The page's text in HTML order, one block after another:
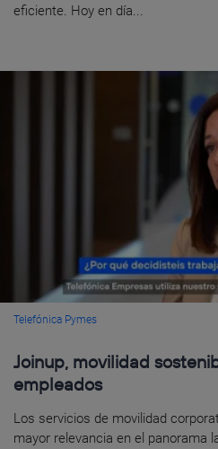
eficiente. Hoy en día...
Telefónica Pymes
Joinup, movilidad
empleados
Los servicios de movilidad
mayor relevancia en el panorama